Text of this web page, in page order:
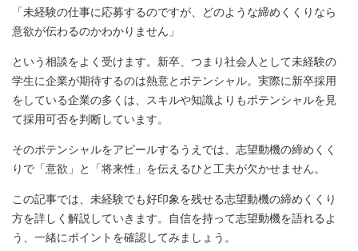
「未経験の仕事に応募するのですが、どのような締めくくりなら
意欲が伝わるのかわかりません」
という相談をよく受けます。新卒、つまり社会人として未経験の
学生に企業が期待するのは熱意とポテンシャル。実際に新卒採用
をしている企業の多くは、スキルや知識よりもポテンシャルを見
て採用可否を判断しています。
そのポテンシャルをアピールするうえでは、志望動機の締めくく
りで「意欲」と「将来性」を伝えるひと工夫が欠かせません。
この記事では、未経験でも好印象を残せる志望動機の締めくくり
方を詳しく解説していきます。自信を持って志望動機を語れるよ
う、一緒にポイントを確認してみましょう。